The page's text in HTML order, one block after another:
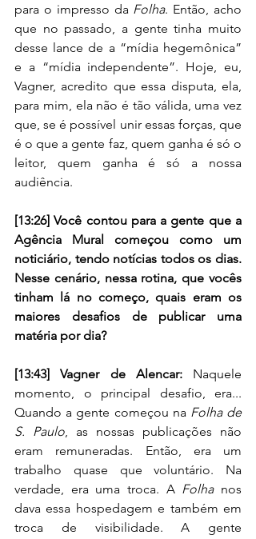
para o impresso da Folha. Então, acho
que no passado, a gente tinha muito
desse lance de a “mídia hegemônica”
e a “mídia independente”. Hoje, eu,
Vagner, acredito que essa disputa, ela,
para mim, ela não é tão válida, uma vez
que, se é possível unir essas forças, que
é o que a gente faz, quem ganha é só o
leitor, quem ganha é só a nossa
audiência.
[13:26] Você contou para a gente que a
Agência Mural começou como um
noticiário, tendo notícias todos os dias.
Nesse cenário, nessa rotina, que vocês
tinham lá no começo, quais eram os
maiores desafios de publicar uma
matéria por dia?
[13:43] Vagner de Alencar: Naquele
momento, o principal desafio, era...
Quando a gente começou na Folha de
S. Paulo , as nossas publicações não
eram remuneradas. Então, era um
trabalho quase que voluntário. Na
verdade, era uma troca. A Folha nos
dava essa hospedagem e também em
troca de visibilidade. A gente